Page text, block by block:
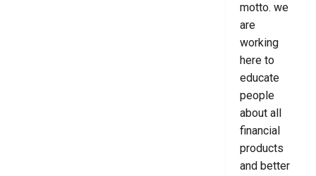
motto. we
are
working
here to
educate
people
about all
financial
products
and better